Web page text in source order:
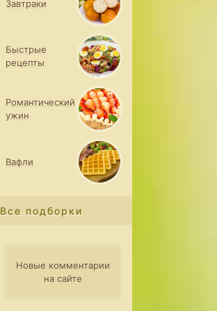
Завтраки
Быстрые
рецепты
Романтический
ужин
Вафли
Все подборки
Новые комментарии
на сайте